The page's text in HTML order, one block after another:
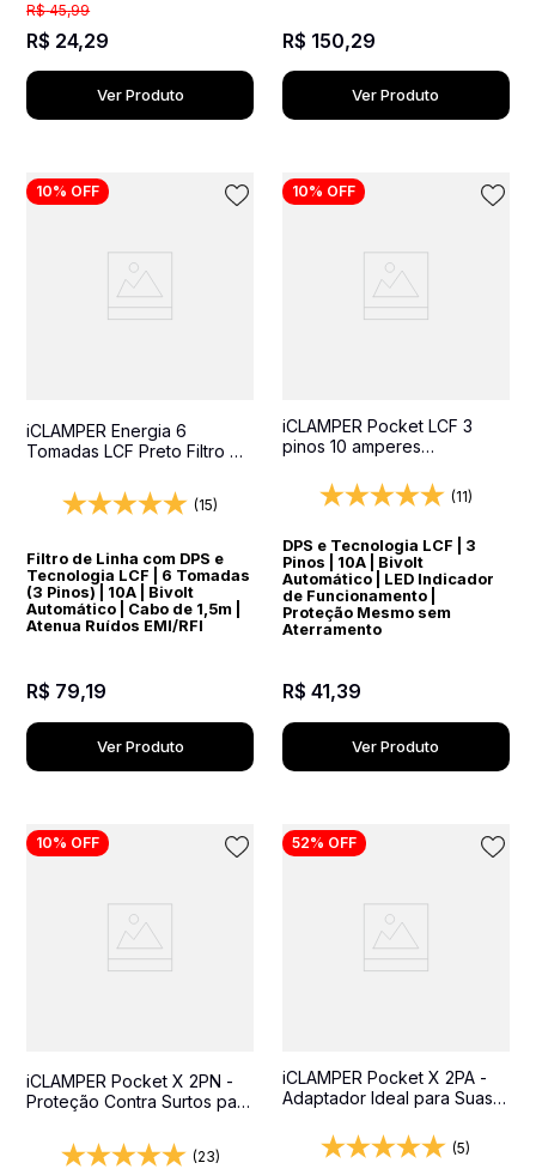
R$ 45,99
R$ 24,29
Ver Produto
R$ 150,29
Ver Produto
10% OFF
iCLAMPER Energia 6
Tomadas LCF Preto Filtro de
DPS Bivolt
(15)
Filtro de Linha com DPS e
Tecnologia LCF | 6 Tomadas
(3 Pinos) | 10A | Bivolt
Automático | Cabo de 1,5m |
Atenua Ruídos EMI/RFI
R$ 79,19
Ver Produto
10% OFF
iCLAMPER Pocket LCF 3
pinos 10 amperes
Elétrico DPS Bivolt
(11)
DPS e Tecnologia LCF | 3
Pinos | 10A | Bivolt
Automático | LED Indicador
de Funcionamento |
Proteção Mesmo sem
Aterramento
R$ 41,39
Ver Produto
10% OFF
iCLAMPER Pocket X 2PN -
Proteção Contra Surtos para
(23)
52% OFF
iCLAMPER Pocket X 2PA -
Adaptador Ideal para Suas
(5)